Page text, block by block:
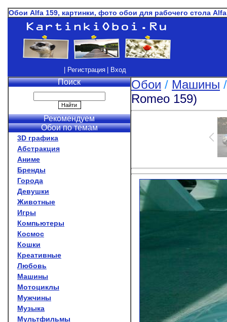
Обои Alfa 159, картинки, фото обои для рабочего стола
| Регистрация | Вход
Поиск
Рекомендуем
Обои по темам
3D графика
Абстракция
Аниме
Бренды
Города
Девушки
Животные
Игры
Компьютеры
Космос
Кошки
Креативные
Любовь
Машины
Мотоциклы
Мужчины
Музыка
Мультфильмы
Обои / Машины
Romeo 159)